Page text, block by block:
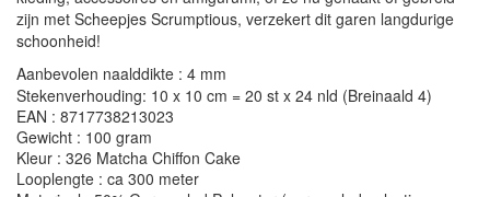
zijn met Scheepjes Scrumptious, verzekert dit garen langdurige
schoonheid!
Aanbevolen naalddikte : 4 mm
Stekenverhouding: 10 x 10 cm = 20 st x 24 nld (Breinaald 4)
EAN : 8717738213023
Gewicht : 100 gram
Kleur : 326 Matcha Chiffon Cake
Looplengte : ca 300 meter